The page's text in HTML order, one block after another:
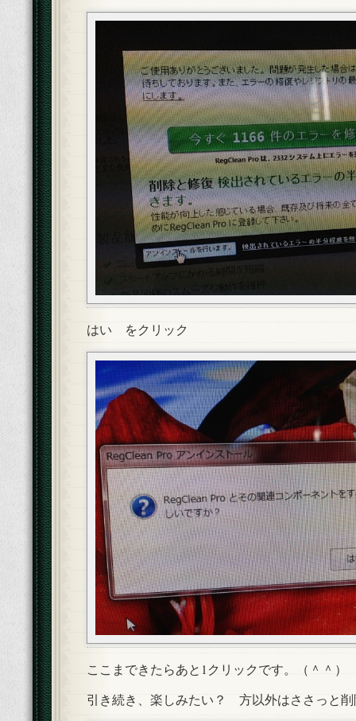
はい をクリック
ここまできたらあと1クリックです。（＾＾）
引き続き、楽しみたい？ 方以外はささっと